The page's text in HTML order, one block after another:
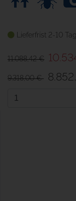
Lieferfrist 2-10
11.088,42 €
9.318,00 €